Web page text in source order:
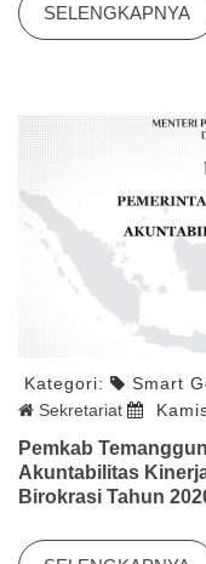
SELENGKAPNYA
Kategori:
Smart
Sekretariat
Pemkab
Akuntabilitas
Birokrasi Tahun